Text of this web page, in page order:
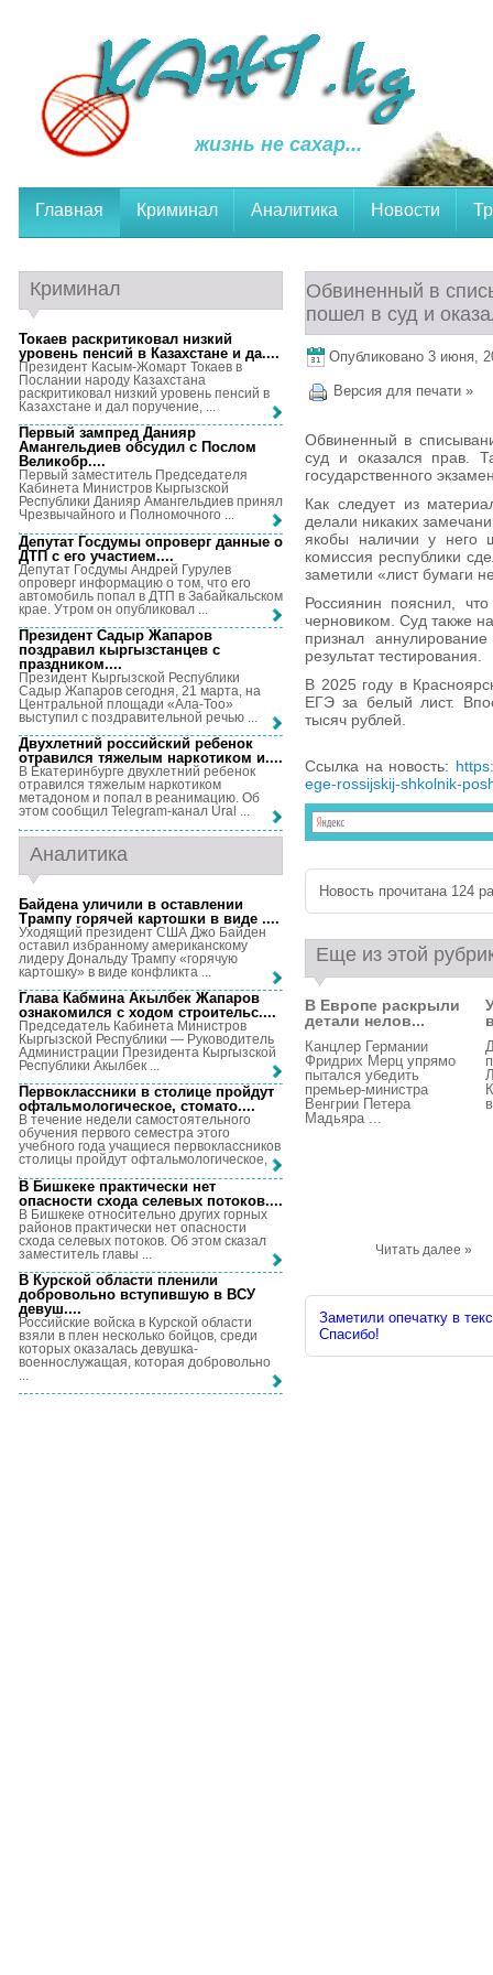
жизнь не сахар...
Главная Криминал Аналитика Новости
Обвиненный в
пошел в суд и
Опубликовано 3 июня,
Версия для печати »
Обвиненный в
суд и оказался прав.
государственного
Как следует из
делали никаких
якобы наличии у него
комиссия республики
заметили «лист бумаги
Россиянин пояснил,
черновиком. Суд также
признал
результат тестирования.
В 2025 году в
ЕГЭ за белый лист.
тысяч рублей.
Ссылка на новость:
ege-rossijskij-shkolnik-
Новость прочитана 124
Еще из этой
В Европе раскрыли
детали нелов...
Канцлер Германии
Фридрих Мерц упрямо
пытался убедить
премьер-министра
Венгрии Петера
Мадьяра ...
Читать далее »
Заметили опечатку в
Спасибо!
Криминал
Токаев раскритиковал низкий
уровень пенсий в Казахстане и да....
Президент Касым-Жомарт Токаев в
Послании народу Казахстана
раскритиковал низкий уровень пенсий в
Казахстане и дал поручение, ...
Первый зампред Данияр
Амангельдиев обсудил с Послом
Великобр....
Первый заместитель Председателя
Кабинета Министров Кыргызской
Республики Данияр Амангельдиев принял
Чрезвычайного и Полномочного ...
Депутат Госдумы опроверг данные о
ДТП с его участием....
Депутат Госдумы Андрей Гурулев
опроверг информацию о том, что его
автомобиль попал в ДТП в Забайкальском
крае. Утром он опубликовал ...
Президент Садыр Жапаров
поздравил кыргызстанцев с
праздником....
Президент Кыргызской Республики
Садыр Жапаров сегодня, 21 марта, на
Центральной площади «Ала-Тоо»
выступил с поздравительной речью ...
Двухлетний российский ребенок
отравился тяжелым наркотиком и....
В Екатеринбурге двухлетний ребенок
отравился тяжелым наркотиком
метадоном и попал в реанимацию. Об
этом сообщил Telegram-канал Ural ...
Аналитика
Байдена уличили в оставлении
Трампу горячей картошки в виде ....
Уходящий президент США Джо Байден
оставил избранному американскому
лидеру Дональду Трампу «горячую
картошку» в виде конфликта ...
Глава Кабмина Акылбек Жапаров
ознакомился с ходом строительс....
Председатель Кабинета Министров
Кыргызской Республики — Руководитель
Администрации Президента Кыргызской
Республики Акылбек ...
Первоклассники в столице пройдут
офтальмологическое, стомато....
В течение недели самостоятельного
обучения первого семестра этого
учебного года учащиеся первоклассников
столицы пройдут офтальмологическое, ...
В Бишкеке практически нет
опасности схода селевых потоков....
В Бишкеке относительно других горных
районов практически нет опасности
схода селевых потоков. Об этом сказал
заместитель главы ...
В Курской области пленили
добровольно вступившую в ВСУ
девуш....
Российские войска в Курской области
взяли в плен несколько бойцов, среди
которых оказалась девушка-
военнослужащая, которая добровольно
...